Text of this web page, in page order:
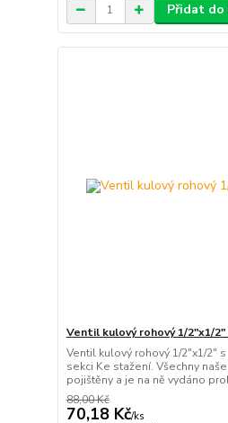
Přidat do
Ventil kulový rohový 1/2"x1/2"
Ventil kulový rohový 1/2"x1/2"
sekci Ke stažení. Všechny
pojištěny a je na ně vydáno
88,00 Kč
70,18 Kč/ks